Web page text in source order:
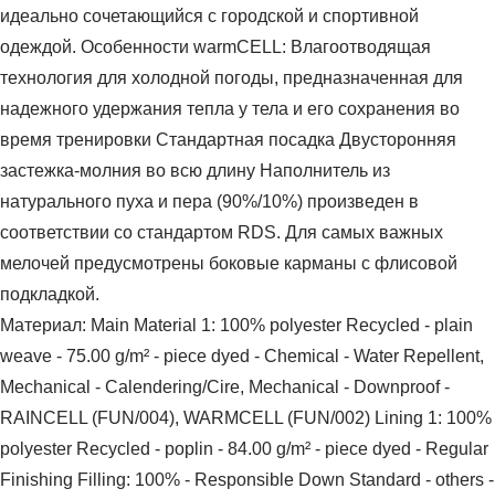
идеально сочетающийся с городской и спортивной
одеждой. Особенности warmCELL: Влагоотводящая
технология для холодной погоды, предназначенная для
надежного удержания тепла у тела и его сохранения во
время тренировки Стандартная посадка Двусторонняя
застежка-молния во всю длину Наполнитель из
натурального пуха и пера (90%/10%) произведен в
соответствии со стандартом RDS. Для самых важных
мелочей предусмотрены боковые карманы с флисовой
подкладкой.
Материал: Main Material 1: 100% polyester Recycled - plain
weave - 75.00 g/m² - piece dyed - Chemical - Water Repellent,
Mechanical - Calendering/Cire, Mechanical - Downproof -
RAINCELL (FUN/004), WARMCELL (FUN/002) Lining 1: 100%
polyester Recycled - poplin - 84.00 g/m² - piece dyed - Regular
Finishing Filling: 100% - Responsible Down Standard - others -